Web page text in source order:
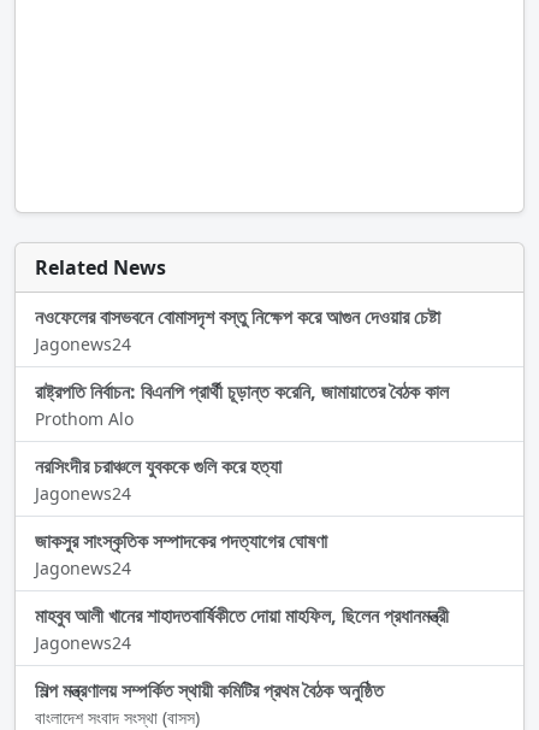
Related News
নওফেলের বাসভবনে বোমাসদৃশ বস্তু নিক্ষেপ করে আগুন দেওয়ার চেষ্টা
Jagonews24
রাষ্ট্রপতি নির্বাচন: বিএনপি প্রার্থী চূড়ান্ত করেনি, জামায়াতের বৈঠক কাল
Prothom Alo
নরসিংদীর চরাঞ্চলে যুবককে গুলি করে হত্যা
Jagonews24
জাকসুর সাংস্কৃতিক সম্পাদকের পদত্যাগের ঘোষণা
Jagonews24
মাহবুব আলী খানের শাহাদতবার্ষিকীতে দোয়া মাহফিল, ছিলেন প্রধানমন্ত্রী
Jagonews24
শিল্প মন্ত্রণালয় সম্পর্কিত স্থায়ী কমিটির প্রথম বৈঠক অনুষ্ঠিত
বাংলাদেশ সংবাদ সংস্থা (বাসস)